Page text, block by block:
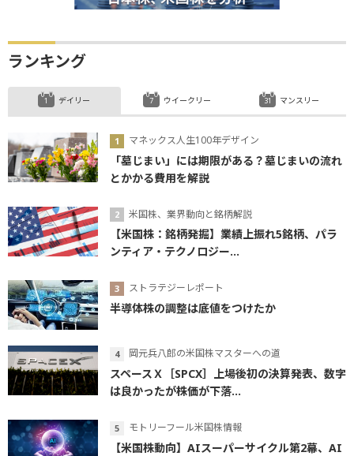
ランキング
デイリー
マネックス人生100年デザイン
「墓じまい」には期限がある？墓じまいの流れ
とかかる費用を解説
米国株、業界動向と銘柄解説
【米国株：銘柄発掘】業績上振れ5銘柄、パラ
ンティア・テクノロジー...
ストラテジーレポート
半導体株の調整は底値をつけたか
岡元兵八郎の米国株マスターへの道
スペースＸ［SPCX］上場後初の決算発表、数字
は良かったが株価が下落...
モトリーフール米国株情報
【米国株動向】AIスーパーサイクル第2幕、AI
ウイークリー マンスリー